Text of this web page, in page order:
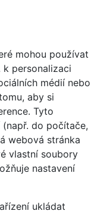
mohou používat
k personalizaci
médií nebo
aby si
Tyto
do počítače,
webová stránka
vlastní soubory
nastavení
ukládat